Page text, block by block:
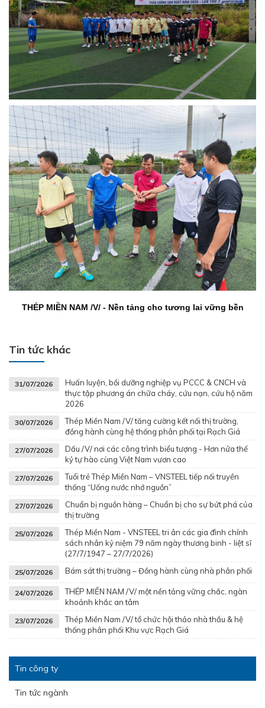
THÉP MIỀN NAM /V/ - Nền tảng cho tương lai vững bền
Tin tức khác
31/07/2026
Huấn luyện, bồi dưỡng nghiệp vụ PCCC & CNCH và
thực tập phương án chữa cháy, cứu nạn, cứu hộ năm
2026
30/07/2026
Thép Miền Nam /V/ tăng cường kết nối thị trường,
đồng hành cùng hệ thống phân phối tại Rạch Giá
27/07/2026
Dấu /V/ nơi các công trình biểu tượng - Hơn nửa thế
kỷ tự hào cùng Việt Nam vươn cao
27/07/2026
Tuổi trẻ Thép Miền Nam – VNSTEEL tiếp nối truyền
thống “Uống nước nhớ nguồn”
27/07/2026
Chuẩn bị nguồn hàng – Chuẩn bị cho sự bứt phá của
thị trường
25/07/2026
Thép Miền Nam - VNSTEEL tri ân các gia đình chính
sách nhân kỷ niệm 79 năm ngày thương binh - liệt sĩ
(27/7/1947 – 27/7/2026)
25/07/2026 Bám sát thị trường – Đồng hành cùng nhà phân phối
24/07/2026
THÉP MIỀN NAM /V/ một nền tảng vững chắc, ngàn
khoảnh khắc an tâm
23/07/2026
Thép Miền Nam /V/ tổ chức hội thảo nhà thầu & hệ
thống phân phối Khu vực Rạch Giá
Tin công ty
Tin tức ngành